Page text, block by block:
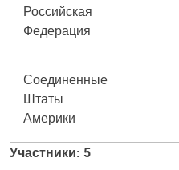
Российская
Федерация
Соединенные
Штаты
Америки
Участники: 5